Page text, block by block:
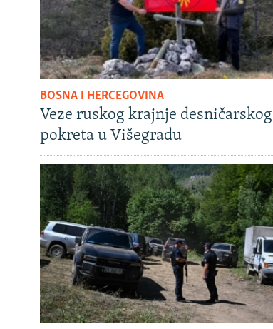
BOSNA I HERCEGOVINA
Veze ruskog krajnje desničarskog
pokreta u Višegradu